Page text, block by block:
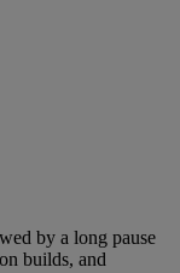
by a long pause
builds, and